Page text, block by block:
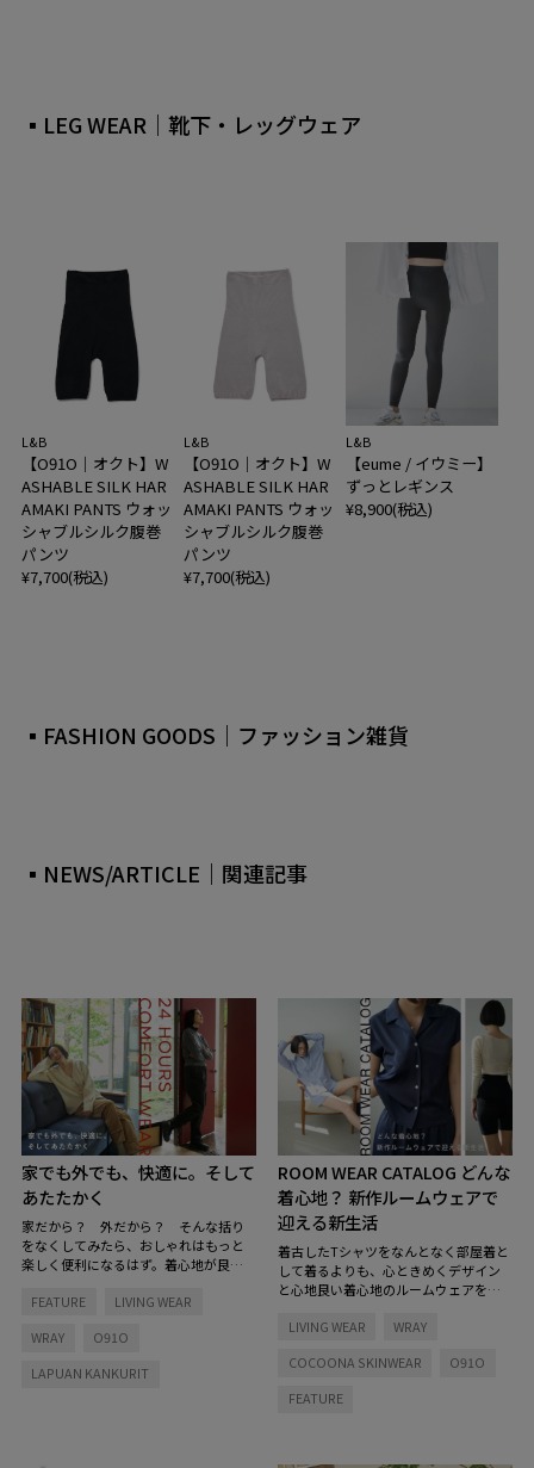
▪LEG WEAR｜靴下・レッグウェア
L&B
【O91O｜オクト】W
ASHABLE SILK HAR
AMAKI PANTS ウォッ
シャブルシルク腹巻
パンツ
¥7,700(税込)
L&B
【O91O｜オクト】W
ASHABLE SILK HAR
AMAKI PANTS ウォッ
シャブルシルク腹巻
パンツ
¥7,700(税込)
L&B
【eume / イウミー】
ずっとレギンス
¥8,900(税込)
▪FASHION GOODS｜ファッション雑貨
▪NEWS/ARTICLE｜関連記事
家でも外でも、快適に。そして
あたたかく
家だから？ 外だから？ そんな括り
をなくしてみたら、おしゃれはもっと
楽しく便利になるはず。着心地が良く
しゃれにきまるラウンジウェアをご紹
とっておきの3ブランドをピックアップ
FEATURE LIVING WEAR
WRAY O91O
LAPUAN KANKURIT
ROOM WEAR CATALOG どんな
着心地？ 新作ルームウェアで
迎える新生活
着古したTシャツをなんとなく部屋着と
して着るよりも、心ときめくデザイン
と心地良い着心地のルームウェアを選
ず。とことんリラックスできるタイプ
るアイテムまで、あなたはどんなルー
LIVING WEAR WRAY
COCOONA SKINWEAR O91O
FEATURE